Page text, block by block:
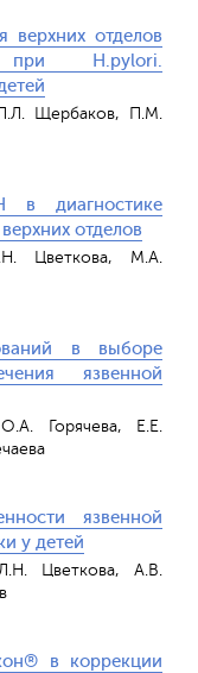
верхних отделов
при H.рylori.
Щербаков, П.М.
в диагностике
отделов
Цветкова, М.А.
в выборе
язвенной
Горячева, Е.Е.
язвенной
у детей
Цветкова, А.В.
в коррекции